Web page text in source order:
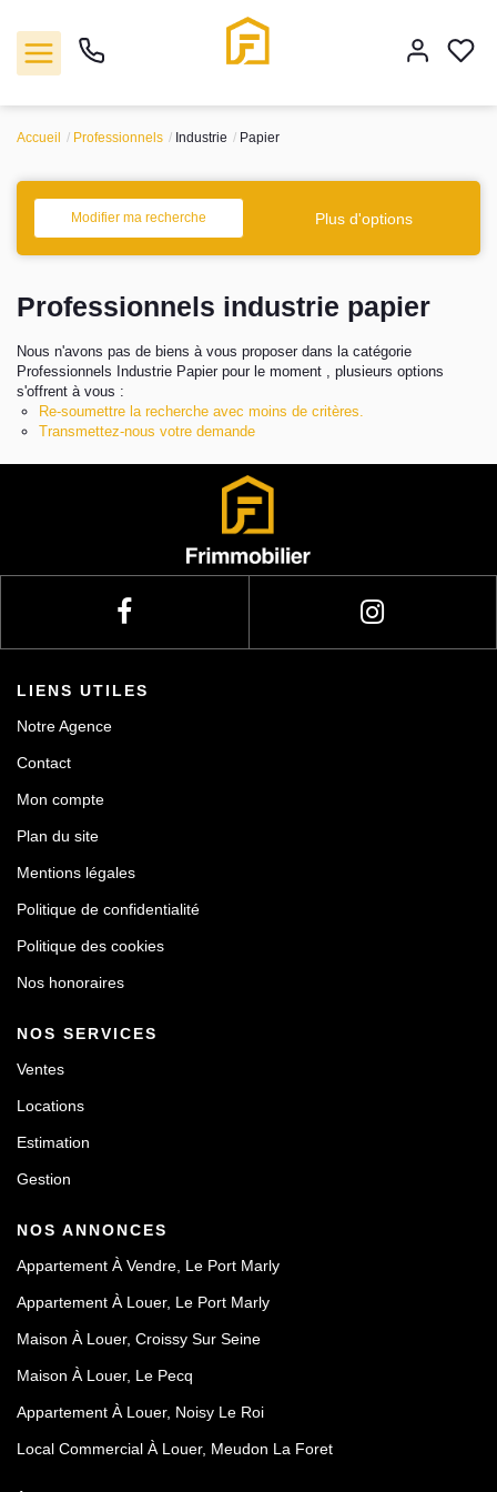
Vente
Location
Biens vendus
Gestion
Estimation
Contact
Accueil Professionnels Industrie Papier
Modifier ma recherche Plus d'options
Professionnels industrie papier
Nous n'avons pas de biens à vous proposer dans la catégorie
Professionnels Industrie Papier pour le moment , plusieurs options
s'offrent à vous :
Re-soumettre la recherche avec moins de critères.
Transmettez-nous votre demande
LIENS UTILES
Notre Agence
Contact
Mon compte
Plan du site
Mentions légales
Politique de confidentialité
Politique des cookies
Nos honoraires
NOS SERVICES
Ventes
Locations
Estimation
Gestion
NOS ANNONCES
Appartement À Vendre, Le Port Marly
Appartement À Louer, Le Port Marly
Maison À Louer, Croissy Sur Seine
Maison À Louer, Le Pecq
Appartement À Louer, Noisy Le Roi
Local Commercial À Louer, Meudon La Foret